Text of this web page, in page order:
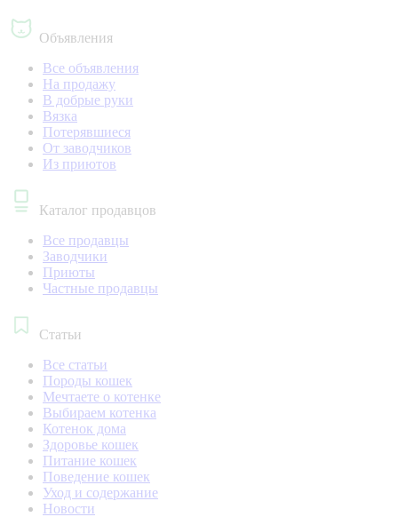
Объявления
Все объявления
На продажу
В добрые руки
Вязка
Потерявшиеся
От заводчиков
Из приютов
Каталог продавцов
Все продавцы
Заводчики
Приюты
Частные продавцы
Статьи
Все статьи
Породы кошек
Мечтаете о котенке
Выбираем котенка
Котенок дома
Здоровье кошек
Питание кошек
Поведение кошек
Уход и содержание
Новости